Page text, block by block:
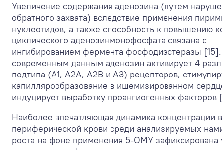
Увеличение содержания аденозина (путем
обратного захвата) вследствие применения
нуклеотидов, а также способность к повышению
циклического аденозинмонофосфата связана с
ингибированием фермента фосфодиэстеразы
современным данным аденозин активирует 4
подтипа (А1, А2А, А2В и А3) рецепторов,
капиллярообразование в ишемизированном
индуцирует выработку проангиогенных факторов
Наиболее впечатляющая динамика концентрации в
периферической крови среди анализируемых
роста на фоне применения 5-ОМУ зафиксирована